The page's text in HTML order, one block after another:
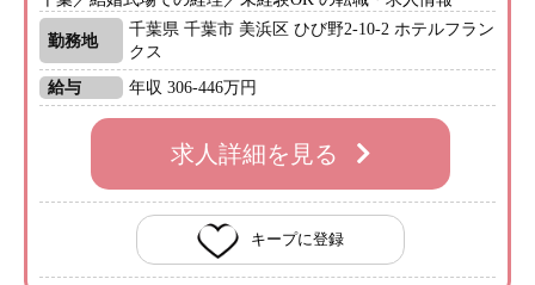
勤務地
千葉県 千葉市 美浜区 ひび野2-10-2 ホテルフラン
クス
給与
年収 306-446万円
求人詳細を見る
キープに登録